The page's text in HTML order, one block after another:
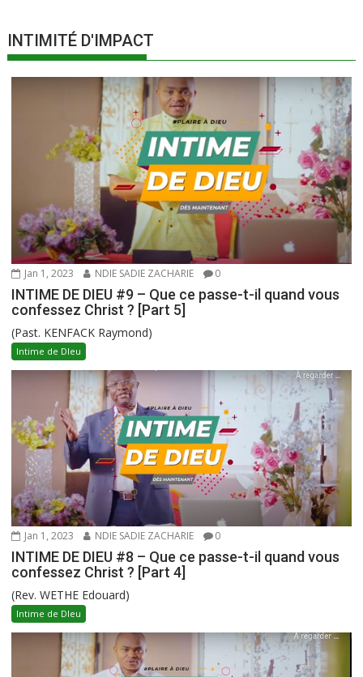
INTIMITÉ D'IMPACT
Jan 1, 2023 NDIE SADIE ZACHARIE 0
INTIME DE DIEU #9 – Que ce passe-t-il quand vous
confessez Christ ? [Part 5]
(Past. KENFACK Raymond)
Intime de DIeu
Jan 1, 2023 NDIE SADIE ZACHARIE 0
INTIME DE DIEU #8 – Que ce passe-t-il quand vous
confessez Christ ? [Part 4]
(Rev. WETHE Edouard)
Intime de DIeu